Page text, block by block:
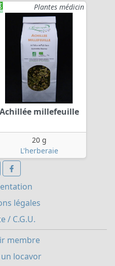
Plantes médicin
Achillée millefeuille
20 g
L'herberaie
légales
/ C.G.U.
membre
locavor